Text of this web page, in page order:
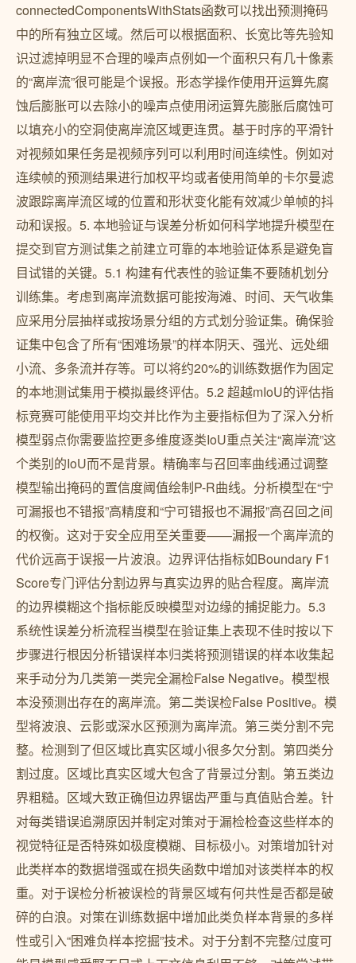
connectedComponentsWithStats函数可以找出预测掩码
中的所有独立区域。然后可以根据面积、长宽比等先验知
识过滤掉明显不合理的噪声点例如一个面积只有几十像素
的“离岸流”很可能是个误报。形态学操作使用开运算先腐
蚀后膨胀可以去除小的噪声点使用闭运算先膨胀后腐蚀可
以填充小的空洞使离岸流区域更连贯。基于时序的平滑针
对视频如果任务是视频序列可以利用时间连续性。例如对
连续帧的预测结果进行加权平均或者使用简单的卡尔曼滤
波跟踪离岸流区域的位置和形状变化能有效减少单帧的抖
动和误报。5. 本地验证与误差分析如何科学地提升模型在
提交到官方测试集之前建立可靠的本地验证体系是避免盲
目试错的关键。5.1 构建有代表性的验证集不要随机划分
训练集。考虑到离岸流数据可能按海滩、时间、天气收集
应采用分层抽样或按场景分组的方式划分验证集。确保验
证集中包含了所有“困难场景”的样本阴天、强光、远处细
小流、多条流并存等。可以将约20%的训练数据作为固定
的本地测试集用于模拟最终评估。5.2 超越mIoU的评估指
标竞赛可能使用平均交并比作为主要指标但为了深入分析
模型弱点你需要监控更多维度逐类IoU重点关注“离岸流”这
个类别的IoU而不是背景。精确率与召回率曲线通过调整
模型输出掩码的置信度阈值绘制P-R曲线。分析模型在“宁
可漏报也不错报”高精度和“宁可错报也不漏报”高召回之间
的权衡。这对于安全应用至关重要——漏报一个离岸流的
代价远高于误报一片波浪。边界评估指标如Boundary F1
Score专门评估分割边界与真实边界的贴合程度。离岸流
的边界模糊这个指标能反映模型对边缘的捕捉能力。5.3
系统性误差分析流程当模型在验证集上表现不佳时按以下
步骤进行根因分析错误样本归类将预测错误的样本收集起
来手动分为几类第一类完全漏检False Negative。模型根
本没预测出存在的离岸流。第二类误检False Positive。模
型将波浪、云影或深水区预测为离岸流。第三类分割不完
整。检测到了但区域比真实区域小很多欠分割。第四类分
割过度。区域比真实区域大包含了背景过分割。第五类边
界粗糙。区域大致正确但边界锯齿严重与真值贴合差。针
对每类错误追溯原因并制定对策对于漏检检查这些样本的
视觉特征是否特殊如极度模糊、目标极小。对策增加针对
此类样本的数据增强或在损失函数中增加对该类样本的权
重。对于误检分析被误检的背景区域有何共性是否都是破
碎的白浪。对策在训练数据中增加此类负样本背景的多样
性或引入“困难负样本挖掘”技术。对于分割不完整/过度可